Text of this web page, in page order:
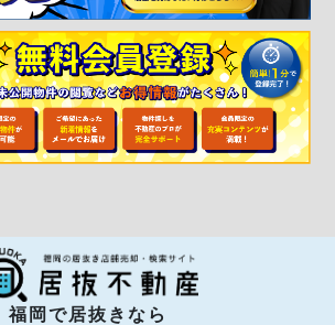
福岡で居抜きなら